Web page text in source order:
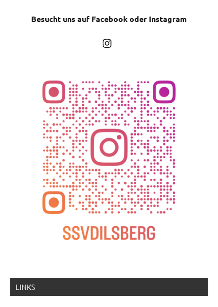
Besucht uns auf Facebook oder Instagram
Instagram
LINKS